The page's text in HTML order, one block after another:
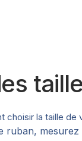
choisir la taille de
ruban,